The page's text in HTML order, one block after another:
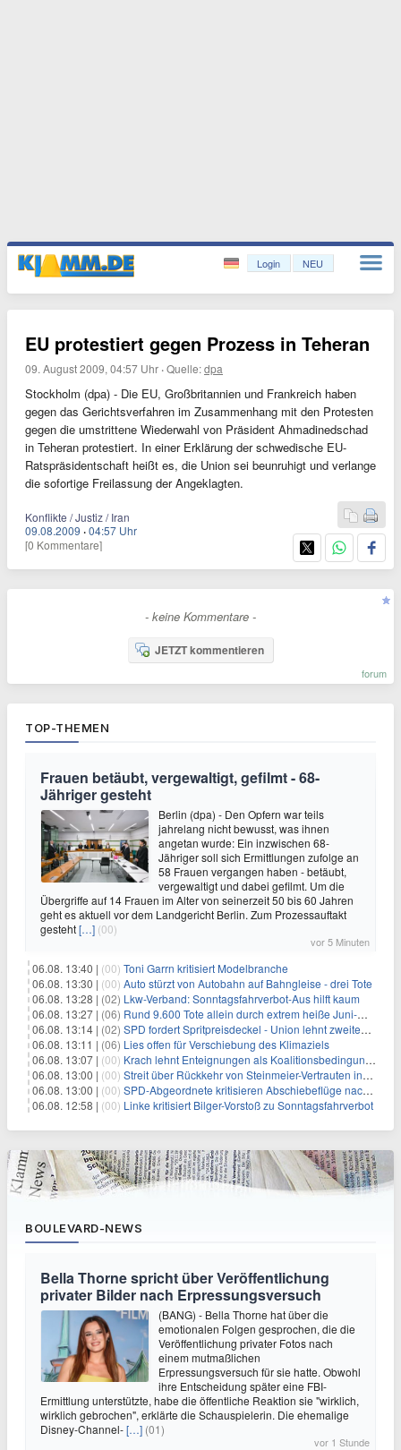
Login NEU
EU protestiert gegen Prozess in Teheran
09. August 2009, 04:57 Uhr ·Quelle:dpa
Stockholm (dpa) - Die EU, Großbritannien und Frankreich haben
gegen das Gerichtsverfahren im Zusammenhang mit den Protesten
gegen die umstrittene Wiederwahl von Präsident Ahmadinedschad
in Teheran protestiert. In einer Erklärung der schwedische EU-
Ratspräsidentschaft heißt es, die Union sei beunruhigt und verlange
die sofortige Freilassung der Angeklagten.
Konflikte / Justiz / Iran
09.08.2009 ·04:57 Uhr
[0 Kommentare]
- keine Kommentare -
JETZT kommentieren
forum
TOP-THEMEN
Frauen betäubt, vergewaltigt, gefilmt - 68-
Jähriger gesteht
Berlin (dpa) - Den Opfern war teils
jahrelang nicht bewusst, was ihnen
angetan wurde: Ein inzwischen 68-
Jähriger soll sich Ermittlungen zufolge an
58 Frauen vergangen haben - betäubt,
vergewaltigt und dabei gefilmt. Um die
Übergriffe auf 14 Frauen im Alter von seinerzeit 50 bis 60 Jahren
geht es aktuell vor dem Landgericht Berlin. Zum Prozessauftakt
gesteht[…] (00)
vor 5 Minuten
06.08. 13:40 | (00) Toni Garrn kritisiert Modelbranche
06.08. 13:30 | (00) Auto stürzt von Autobahn auf Bahngleise - drei Tote
06.08. 13:28 | (02) Lkw-Verband: Sonntagsfahrverbot-Aus hilft kaum
06.08. 13:27 | (06) Rund 9.600 Tote allein durch extrem heiße Juni-Woche
06.08. 13:14 | (02) SPD fordert Spritpreisdeckel - Union lehnt zweiten Tankrabatt ab
06.08. 13:11 | (06) Lies offen für Verschiebung des Klimaziels
06.08. 13:07 | (00) Krach lehnt Enteignungen als Koalitionsbedingung ab
06.08. 13:00 | (00) Streit über Rückkehr von Steinmeier-Vertrauten ins Auswärtige Amt
06.08. 13:00 | (00) SPD-Abgeordnete kritisieren Abschiebeflüge nach Afghanistan
06.08. 12:58 | (00) Linke kritisiert Bilger-Vorstoß zu Sonntagsfahrverbot
BOULEVARD-NEWS
Bella Thorne spricht über Veröffentlichung
privater Bilder nach Erpressungsversuch
(BANG) - Bella Thorne hat über die
emotionalen Folgen gesprochen, die die
Veröffentlichung privater Fotos nach
einem mutmaßlichen
Erpressungsversuch für sie hatte. Obwohl
ihre Entscheidung später eine FBI-
Ermittlung unterstützte, habe die öffentliche Reaktion sie "wirklich,
wirklich gebrochen", erklärte die Schauspielerin. Die ehemalige
Disney-Channel-[…] (01)
vor 1 Stunde